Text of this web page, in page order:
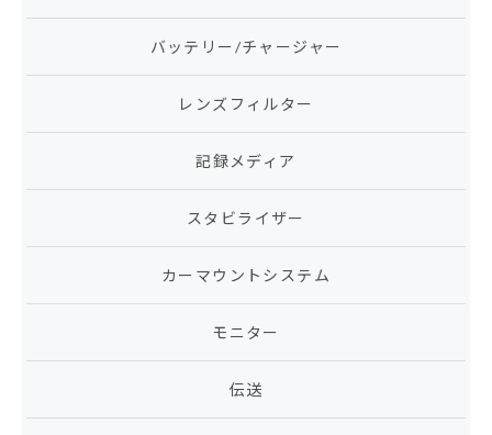
バッテリー/チャージャー
レンズフィルター
記録メディア
スタビライザー
カーマウントシステム
モニター
伝送